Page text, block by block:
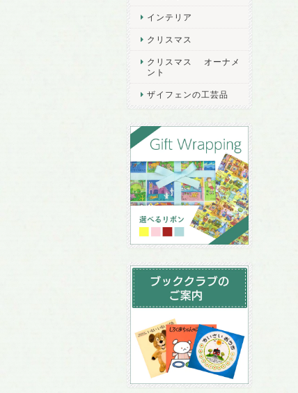
インテリア
クリスマス
クリスマス オーナメ
ント
ザイフェンの工芸品